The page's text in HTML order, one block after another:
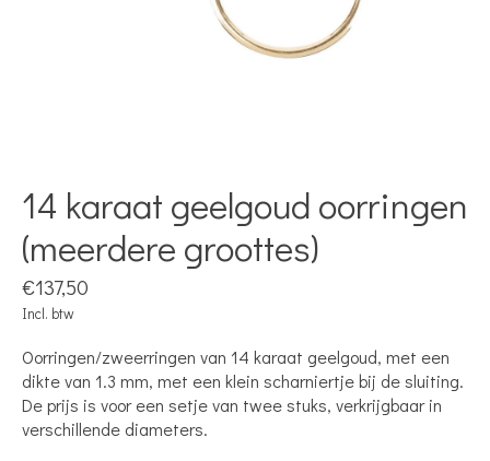
14 karaat geelgoud oorringen
(meerdere groottes)
€137,50
Incl. btw
Oorringen/zweerringen van 14 karaat geelgoud, met een
dikte van 1.3 mm, met een klein scharniertje bij de sluiting.
De prijs is voor een setje van twee stuks, verkrijgbaar in
verschillende diameters.